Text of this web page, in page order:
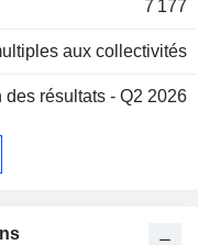
et la sécurité de
Commodities
entre le groupe
7 177
aux collectivités
des résultats - Q2 2026